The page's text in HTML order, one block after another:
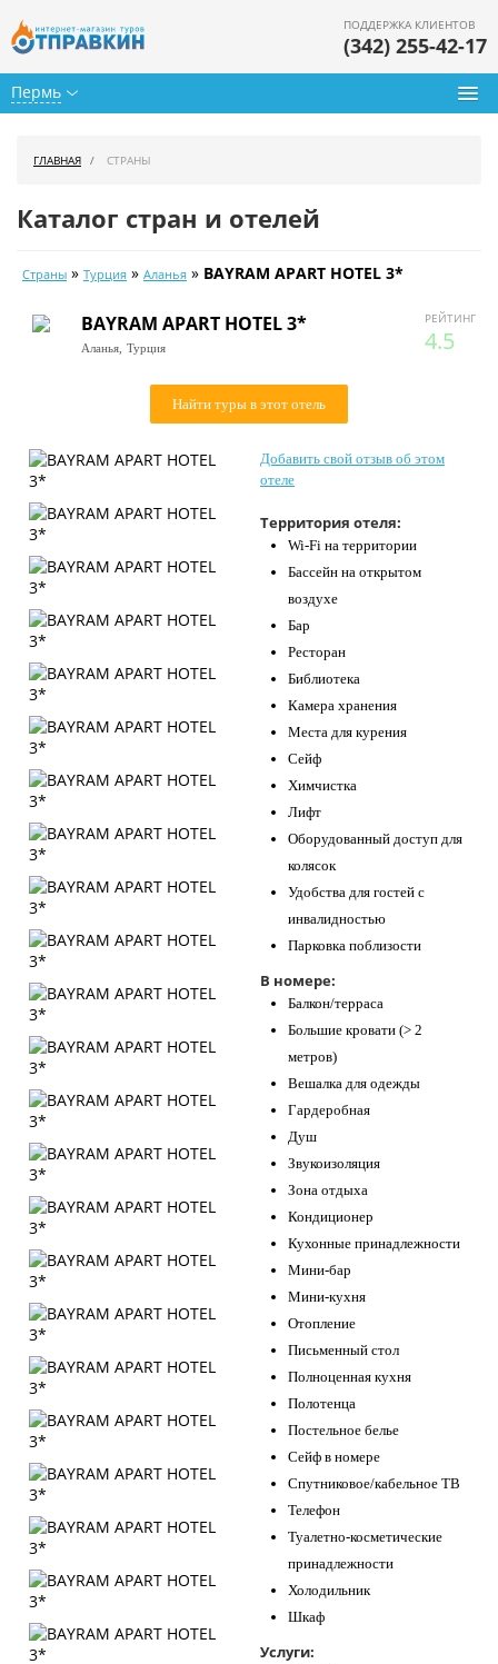
Пермь
ПОДДЕРЖКА КЛИЕНТОВ
(342) 255-42-17
Календарь туров
Цены дня
О нас
Контакты
ГЛАВНАЯ СТРАНЫ
Каталог стран и отелей
Страны » Турция » Аланья » BAYRAM APART HOTEL 3*
РЕЙТИНГ
4.5
BAYRAM APART HOTEL 3*
Аланья, Турция
Найти туры в этот отель
Добавить свой отзыв об этом
отеле
Территория отеля:
Wi-Fi на территории
Бассейн на открытом
воздухе
Бар
Ресторан
Библиотека
Камера хранения
Места для курения
Сейф
Химчистка
Лифт
Оборудованный доступ для
колясок
Удобства для гостей с
инвалидностью
Парковка поблизости
В номере:
Балкон/терраса
Большие кровати (> 2
метров)
Вешалка для одежды
Гардеробная
Душ
Звукоизоляция
Зона отдыха
Кондиционер
Кухонные принадлежности
Мини-бар
Мини-кухня
Отопление
Письменный стол
Полноценная кухня
Полотенца
Постельное белье
Сейф в номере
Спутниковое/кабельное ТВ
Телефон
Туалетно-косметические
принадлежности
Холодильник
Шкаф
Услуги: